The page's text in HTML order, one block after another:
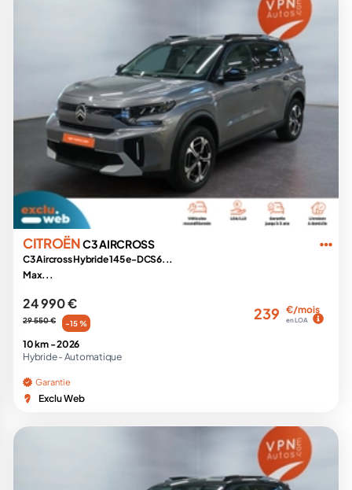
CITROËNC3 AIRCROSS
C3 Aircross Hybride 145 e-DCS6...
Max...
24 990 €
29 550 € -15 %
239 €/mois
en LOA
10 km -2026
Hybride - Automatique
Garantie
Exclu Web